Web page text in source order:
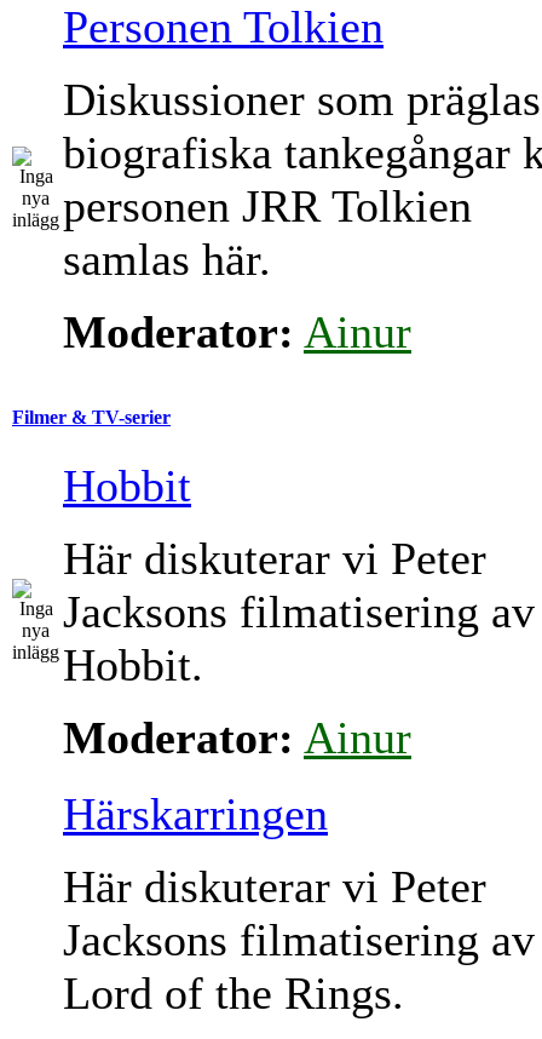
Personen Tolkien
Diskussioner som
biografiska tankegångar
personen JRR Tolkien
samlas här.
Moderator: Ainur
Filmer & TV-serier
Hobbit
Här diskuterar vi Peter
Jacksons filmatisering
Hobbit.
Moderator: Ainur
Härskarringen
Här diskuterar vi Peter
Jacksons filmatisering
Lord of the Rings.